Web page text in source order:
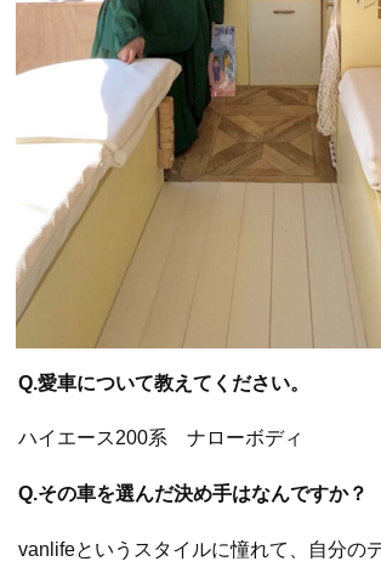
Q.愛車について教えてください。
ハイエース200系 ナローボディ
Q.その車を選んだ決め手はなんですか？
vanlifeというスタイルに憧れて、自分の